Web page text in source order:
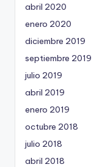
abril 2020
enero 2020
diciembre 2019
septiembre 2019
julio 2019
abril 2019
enero 2019
octubre 2018
julio 2018
abril 2018